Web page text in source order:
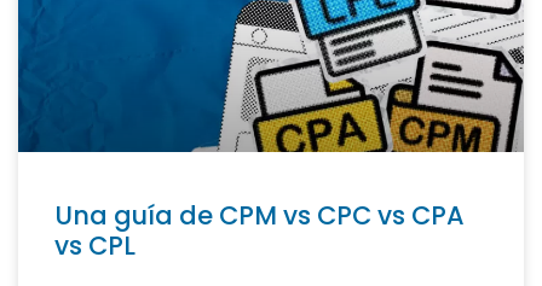
Una guía de CPM vs CPC vs CPA
vs CPL